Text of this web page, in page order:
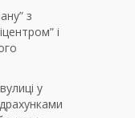
з
і
у